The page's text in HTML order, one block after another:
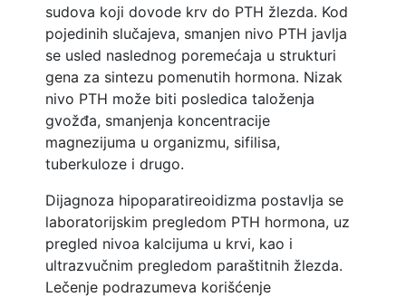
sudova koji dovode krv do PTH žlezda. Kod
pojedinih slučajeva, smanjen nivo PTH javlja
se usled naslednog poremećaja u strukturi
gena za sintezu pomenutih hormona. Nizak
nivo PTH može biti posledica taloženja
gvožđa, smanjenja koncentracije
magnezijuma u organizmu, sifilisa,
tuberkuloze i drugo.
Dijagnoza hipoparatireoidizma postavlja se
laboratorijskim pregledom PTH hormona, uz
pregled nivoa kalcijuma u krvi, kao i
ultrazvučnim pregledom paraštitnih žlezda.
Lečenje podrazumeva korišćenje